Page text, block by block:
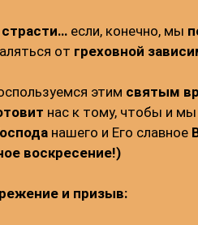
если, конечно, мы
от греховной
этим святым
нас к тому, чтобы и мы
нашего и Его славное
воскресение!)
и призыв: